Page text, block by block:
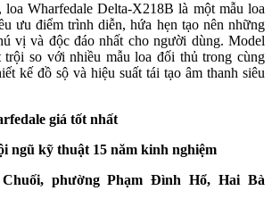
Wharfedale Delta-X218B là một mẫu loa
ưu điểm trình diễn, hứa hẹn tạo nên những
vị và độc đáo nhất cho người dùng. Model
so với nhiều mẫu loa đối thủ trong cùng
kế đồ sộ và hiệu suất tái tạo âm thanh siêu
giá tốt nhất
ngũ kỹ thuật 15 năm kinh nghiệm
phường Phạm Đình Hổ, Hai Bà